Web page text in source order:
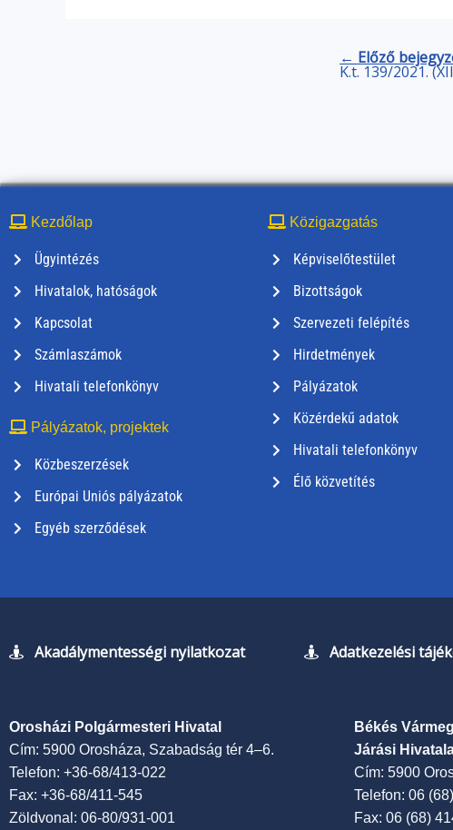
← Előző
K.t. 139/2021.
Kezdőlap
Ügyintézés
Hivatalok, hatóságok
Kapcsolat
Számlaszámok
Hivatali telefonkönyv
Pályázatok, projektek
Közbeszerzések
Európai Uniós pályázatok
Egyéb szerződések
Közigazgatás
Képviselőtestület
Bizottságok
Szervezeti felépítés
Hirdetmények
Pályázatok
Közérdekű adatok
Hivatali telefonkönyv
Élő közvetítés
Akadálymentességi nyilatkozat Adatkezelési
Orosházi Polgármesteri Hivatal
Cím: 5900 Orosháza, Szabadság tér 4–6.
Telefon: +36-68/413-022
Fax: +36-68/411-545
Zöldvonal: 06-80/931-001
Békés
Járási
Cím: 5900
Telefon: 06
Fax: 06 (68)